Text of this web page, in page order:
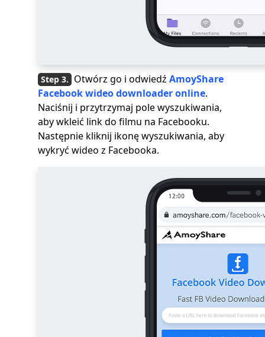
Otwórz go i odwiedź AmoyShare
Facebook wideo downloader online.
Naciśnij i przytrzymaj pole wyszukiwania,
aby wkleić link do filmu na Facebooku.
Następnie kliknij ikonę wyszukiwania, aby
wykryć wideo z Facebooka.